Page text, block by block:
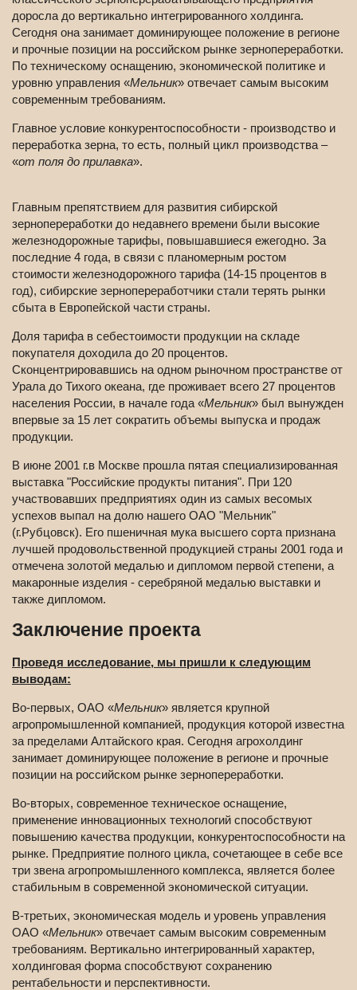
доросла до вертикально интегрированного холдинга.
Сегодня она занимает доминирующее положение в регионе
и прочные позиции на российском рынке зернопереработки.
По техническому оснащению, экономической политике и
уровню управления «Мельник» отвечает самым высоким
современным требованиям.
Главное условие конкурентоспособности - производство и
переработка зерна, то есть, полный цикл производства –
«от поля до прилавка».
Главным препятствием для развития сибирской
зернопереработки до недавнего времени были высокие
железнодорожные тарифы, повышавшиеся ежегодно. За
последние 4 года, в связи с планомерным ростом
стоимости железнодорожного тарифа (14-15 процентов в
год), сибирские зернопереработчики стали терять рынки
сбыта в Европейской части страны.
Доля тарифа в себестоимости продукции на складе
покупателя доходила до 20 процентов.
Сконцентрировавшись на одном рыночном пространстве от
Урала до Тихого океана, где проживает всего 27 процентов
населения России, в начале года «Мельник» был вынужден
впервые за 15 лет сократить объемы выпуска и продаж
продукции.
В июне 2001 г.в Москве прошла пятая специализированная
выставка "Российские продукты питания". При 120
участвовавших предприятиях один из самых весомых
успехов выпал на долю нашего ОАО "Мельник"
(г.Рубцовск). Его пшеничная мука высшего сорта признана
лучшей продовольственной продукцией страны 2001 года и
отмечена золотой медалью и дипломом первой степени, а
макаронные изделия - серебряной медалью выставки и
также дипломом.
Заключение проекта
Проведя исследование, мы пришли к следующим
выводам:
Во-первых, ОАО «Мельник» является крупной
агропромышленной компанией, продукция которой известна
за пределами Алтайского края. Сегодня агрохолдинг
занимает доминирующее положение в регионе и прочные
позиции на российском рынке зернопереработки.
Во-вторых, современное техническое оснащение,
применение инновационных технологий способствуют
повышению качества продукции, конкурентоспособности на
рынке. Предприятие полного цикла, сочетающее в себе все
три звена агропромышленного комплекса, является более
стабильным в современной экономической ситуации.
В-третьих, экономическая модель и уровень управления
ОАО «Мельник» отвечает самым высоким современным
требованиям. Вертикально интегрированный характер,
холдинговая форма способствуют сохранению
рентабельности и перспективности.